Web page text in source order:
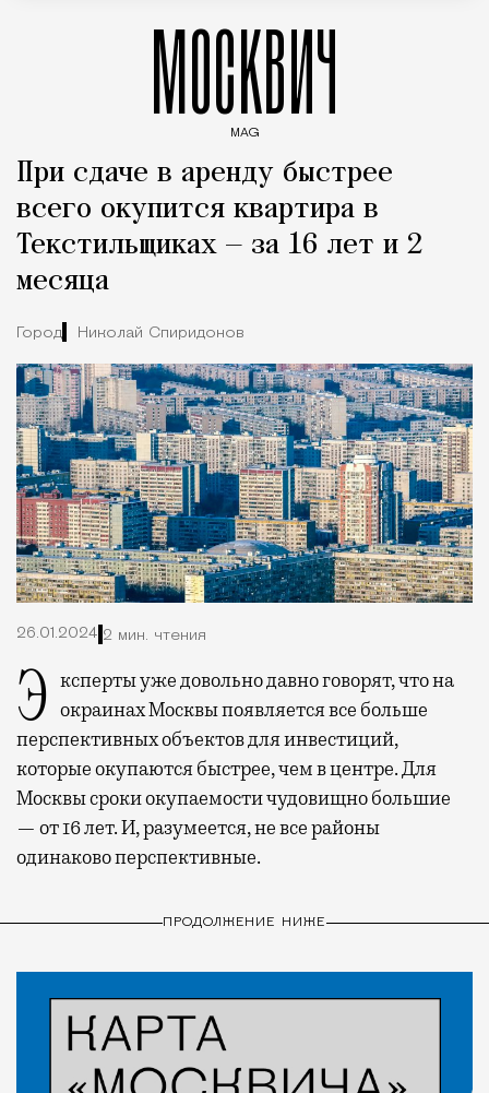
МОСКВИЧ
MAG
При сдаче в аренду быстрее
всего окупится квартира в
Текстильщиках — за 16 лет и 2
месяца
Город Николай Спиридонов
26.01.2024 2 мин. чтения
Эксперты уже довольно давно говорят, что на окраинах Москвы появляется все больше
перспективных объектов для инвестиций,
которые окупаются быстрее, чем в центре. Для
Москвы сроки окупаемости чудовищно большие
— от 16 лет. И, разумеется, не все районы
одинаково перспективные.
ПРОДОЛЖЕНИЕ НИЖЕ